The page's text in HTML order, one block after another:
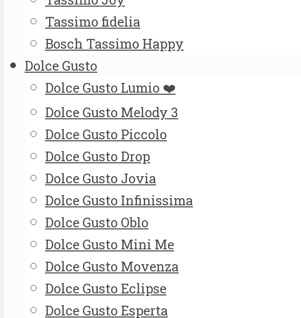
Tassimo fidelia
Bosch Tassimo Happy
Dolce Gusto
Dolce Gusto Lumio ❤️
Dolce Gusto Melody 3
Dolce Gusto Piccolo
Dolce Gusto Drop
Dolce Gusto Jovia
Dolce Gusto Infinissima
Dolce Gusto Oblo
Dolce Gusto Mini Me
Dolce Gusto Movenza
Dolce Gusto Eclipse
Dolce Gusto Esperta